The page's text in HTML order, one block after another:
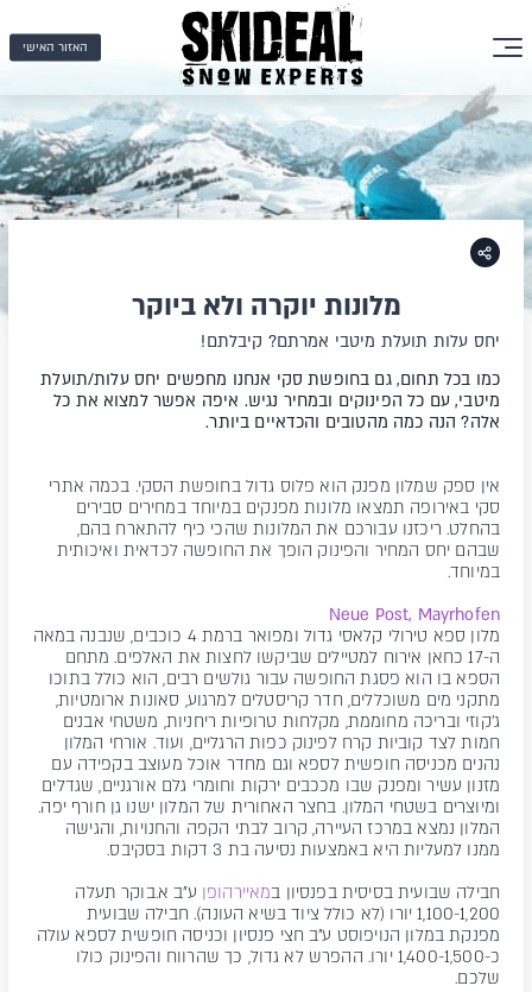
האזור האישי
מלונות יוקרה ולא ביוקר
יחס עלות תועלת מיטבי אמרתם? קיבלתם!
כמו בכל תחום, גם בחופשת סקי אנחנו מחפשים יחס עלות/תועלת
מיטבי, עם כל הפינוקים ובמחיר נגיש. איפה אפשר למצוא את כל
אלה? הנה כמה מהטובים והכדאיים ביותר.
אין ספק שמלון מפנק הוא פלוס גדול בחופשת הסקי. בכמה אתרי
סקי באירופה תמצאו מלונות מפנקים במיוחד במחירים סבירים
בהחלט. ריכזנו עבורכם את המלונות שהכי כיף להתארח בהם,
שבהם יחס המחיר והפינוק הופך את החופשה לכדאית ואיכותית
במיוחד.
Neue Post, Mayrhofen
מלון ספא טירולי קלאסי גדול ומפואר ברמת 4 כוכבים, שנבנה במאה
ה-17 כחאן אירוח למטיילים שביקשו לחצות את האלפים. מתחם
הספא בו הוא פסגת החופשה עבור גולשים רבים, הוא כולל בתוכו
מתקני מים משוכללים, חדר קריסטלים למרגוע, סאונות ארומטיות,
ג'קוזי ובריכה מחוממת, מקלחות טרופיות ריחניות, משטחי אבנים
חמות לצד קוביות קרח לפינוק כפות הרגליים, ועוד. אורחי המלון
נהנים מכניסה חופשית לספא וגם מחדר אוכל מעוצב בקפידה עם
מזנון עשיר ומפנק שבו מככבים ירקות וחומרי גלם אורגניים, שגדלים
ומיוצרים בשטחי המלון. בחצר האחורית של המלון ישנו גן חורף יפה.
המלון נמצא במרכז העיירה, קרוב לבתי הקפה והחנויות, והגישה
ממנו למעליות היא באמצעות נסיעה בת 3 דקות בסקיבס.
חבילה שבועית בסיסית בפנסיון במאיירהופן ע"ב א.בוקר תעלה
1,100-1,200 יורו (לא כולל ציוד בשיא העונה). חבילה שבועית
מפנקת במלון הנויפוסט ע"ב חצי פנסיון וכניסה חופשית לספא עולה
כ-1,400-1,500 יורו. ההפרש לא גדול, כך שהרווח והפינוק כולו
שלכם.